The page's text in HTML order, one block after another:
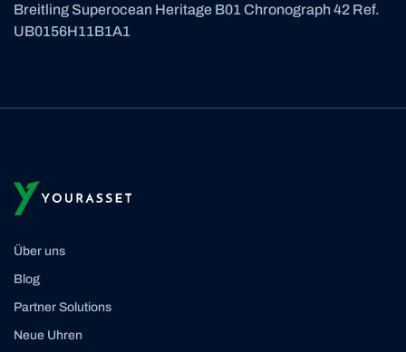
Breitling Superocean Heritage B01 Chronograph 42 Ref.
UB0156H11B1A1
Über uns
Blog
Partner Solutions
Neue Uhren